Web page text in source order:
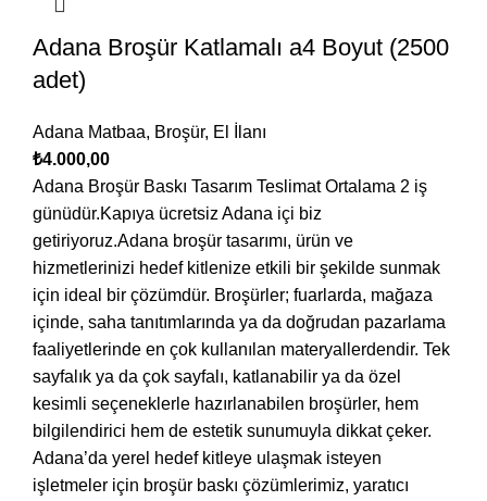
Adana Broşür Katlamalı a4 Boyut (2500
adet)
Adana Matbaa, Broşür, El İlanı
₺4.000,00
Adana Broşür Baskı Tasarım Teslimat Ortalama 2 iş
günüdür.Kapıya ücretsiz Adana içi biz
getiriyoruz.Adana broşür tasarımı, ürün ve
hizmetlerinizi hedef kitlenize etkili bir şekilde sunmak
için ideal bir çözümdür. Broşürler; fuarlarda, mağaza
içinde, saha tanıtımlarında ya da doğrudan pazarlama
faaliyetlerinde en çok kullanılan materyallerdendir. Tek
sayfalık ya da çok sayfalı, katlanabilir ya da özel
kesimli seçeneklerle hazırlanabilen broşürler, hem
bilgilendirici hem de estetik sunumuyla dikkat çeker.
Adana’da yerel hedef kitleye ulaşmak isteyen
işletmeler için broşür baskı çözümlerimiz, yaratıcı